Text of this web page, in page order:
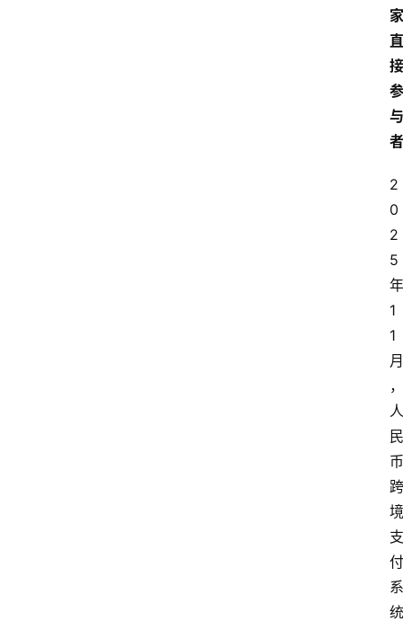
家
直
接
参
与
者
2
0
2
5
年
1
1
月
，
人
民
币
跨
境
支
付
系
统